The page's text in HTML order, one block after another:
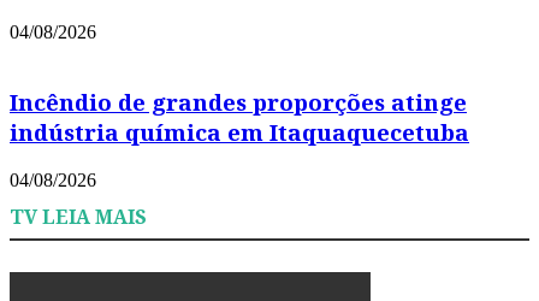
04/08/2026
Incêndio de grandes proporções atinge
indústria química em Itaquaquecetuba
04/08/2026
TV LEIA MAIS